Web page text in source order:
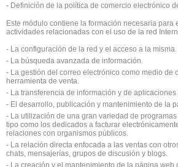
- Definición de la política de comercio electrónico
Este módulo contiene la formación necesaria para
actividades relacionadas con el uso de la red
- La configuración de la red y el acceso a la misma.
- La búsqueda avanzada de información.
- La gestión del correo electrónico como medio de
herramienta de venta.
- La transferencia de información y de aplicaciones
- El desarrollo, publicación y mantenimiento de la
- La utilización de una gran variedad de
tipo como los dedicados a facturar
relaciones con organismos públicos.
- La relación directa enfocada a las ventas con
chats, mensajerías, grupos de discusión y blogs.
- La creación y el mantenimiento de la página web